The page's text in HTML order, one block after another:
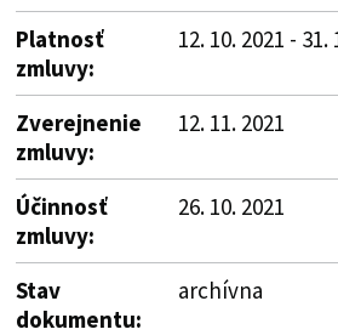
Platnosť
zmluvy:
12. 10. 2021 - 31.
Zverejnenie
zmluvy:
12. 11. 2021
Účinnosť
zmluvy:
26. 10. 2021
Stav
dokumentu:
archívna